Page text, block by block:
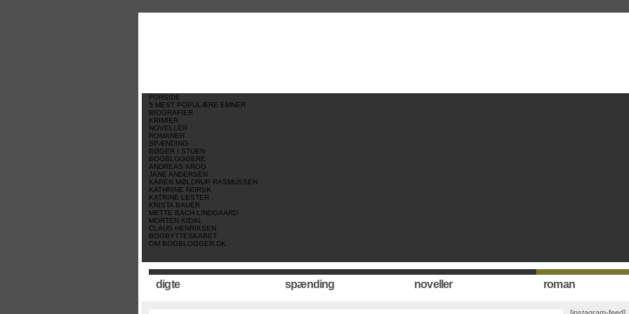
FORSIDE
5 MEST POPULÆRE EMNER
BIOGRAFIER
KRIMIER
NOVELLER
ROMANER
SPÆNDING
BØGER I STUEN
BOGBLOGGERE
ANDREAS KROG
JANE ANDERSEN
KAREN MØLDRUP RASMUSSEN
KATHRINE NORSK
KATRINE LESTER
KRISTA BAUER
METTE BACH LINDGAARD
MORTEN KIDAL
CLAUS HENRIKSEN
BOGBYTTESKABET
OM BOGBLOGGER.DK
digte spænding noveller roman